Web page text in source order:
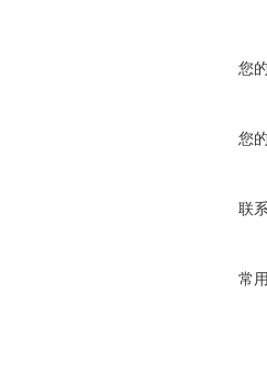
您
您
联
常